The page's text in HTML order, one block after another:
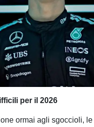
per il 2026
ormai agli sgoccioli,